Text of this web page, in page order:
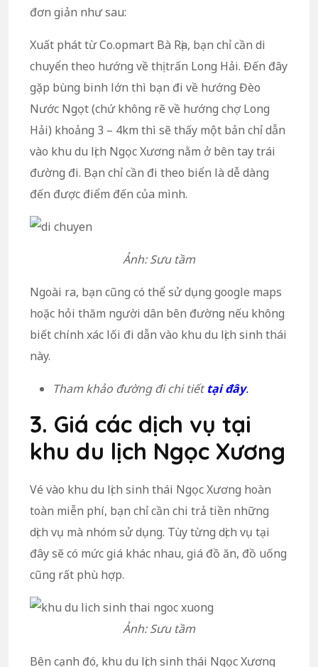
đơn giản như sau:
Xuất phát từ Co.opmart Bà Rịa, bạn chỉ cần di
chuyển theo hướng về thị trấn Long Hải. Đến đây
gặp bùng binh lớn thì bạn đi về hướng Đèo
Nước Ngọt (chứ không rẽ về hướng chợ Long
Hải) khoảng 3 – 4km thì sẽ thấy một bản chỉ dẫn
vào khu du lịch Ngọc Xương nằm ở bên tay trái
đường đi. Bạn chỉ cần đi theo biển là dễ dàng
đến được điểm đến của mình.
Ảnh: Sưu tầm
Ngoài ra, bạn cũng có thể sử dụng google maps
hoặc hỏi thăm người dân bên đường nếu không
biết chính xác lối đi dẫn vào khu du lịch sinh thái
này.
Tham khảo đường đi chi tiếttại đây.
3. Giá các dịch vụ tại
khu du lịch Ngọc Xương
Vé vào khu du lịch sinh thái Ngọc Xương hoàn
toàn miễn phí, bạn chỉ cần chi trả tiền những
dịch vụ mà nhóm sử dụng. Tùy từng dịch vụ tại
đây sẽ có mức giá khác nhau, giá đồ ăn, đồ uống
cũng rất phù hợp.
Ảnh: Sưu tầm
Bên cạnh đó, khu du lịch sinh thái Ngọc Xương